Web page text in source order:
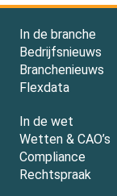
In de branche
Bedrijfsnieuws
Branchenieuws
Flexdata
In de wet
Wetten & CAO’s
Compliance
Rechtspraak